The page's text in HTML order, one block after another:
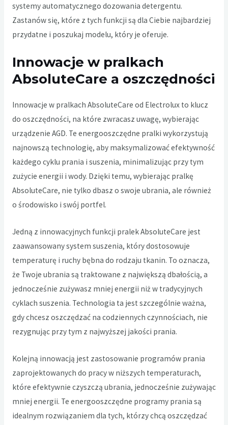
systemy automatycznego dozowania detergentu.
Zastanów się, które z tych funkcji są dla Ciebie najbardziej
przydatne i poszukaj modelu, który je oferuje.
Innowacje w pralkach
AbsoluteCare a oszczędności
Innowacje w pralkach AbsoluteCare od Electrolux to klucz
do oszczędności, na które zwracasz uwagę, wybierając
urządzenie AGD. Te energooszczędne pralki wykorzystują
najnowszą technologię, aby maksymalizować efektywność
każdego cyklu prania i suszenia, minimalizując przy tym
zużycie energii i wody. Dzięki temu, wybierając pralkę
AbsoluteCare, nie tylko dbasz o swoje ubrania, ale również
o środowisko i swój portfel.
Jedną z innowacyjnych funkcji pralek AbsoluteCare jest
zaawansowany system suszenia, który dostosowuje
temperaturę i ruchy bębna do rodzaju tkanin. To oznacza,
że Twoje ubrania są traktowane z największą dbałością, a
jednocześnie zużywasz mniej energii niż w tradycyjnych
cyklach suszenia. Technologia ta jest szczególnie ważna,
gdy chcesz oszczędzać na codziennych czynnościach, nie
rezygnując przy tym z najwyższej jakości prania.
Kolejną innowacją jest zastosowanie programów prania
zaprojektowanych do pracy w niższych temperaturach,
które efektywnie czyszczą ubrania, jednocześnie zużywając
mniej energii. Te energooszczędne programy prania są
idealnym rozwiązaniem dla tych, którzy chcą oszczędzać